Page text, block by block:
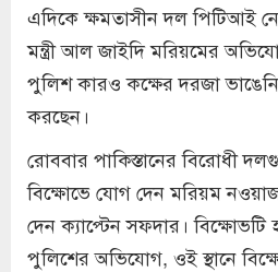
এদিকে ক্ষমতাসীন দল পিটিআই
মন্ত্রী আল জাইদি মরিয়মের
পুলিশ কারও কক্ষের দরজা
করছেন।
রোববার পাকিস্তানের বিরোধী
বিক্ষোভে যোগ দেন মরিয়ম
দেন ক্যাপ্টেন সফদার।
পুলিশের অভিযোগ, ওই স্থানে